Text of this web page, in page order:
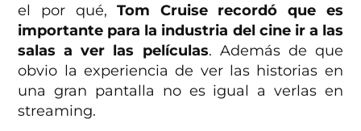
el por qué,Tom Cruise recordó que es
importante para la industria del cine ir a las
salas a ver las películas. Además de que
obvio la experiencia de ver las historias en
una gran pantalla no es igual a verlas en
streaming.